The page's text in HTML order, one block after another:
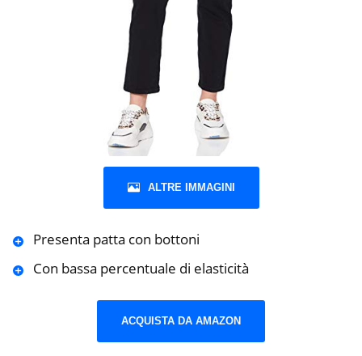
ALTRE IMMAGINI
Presenta patta con bottoni
Con bassa percentuale di elasticità
ACQUISTA DA AMAZON